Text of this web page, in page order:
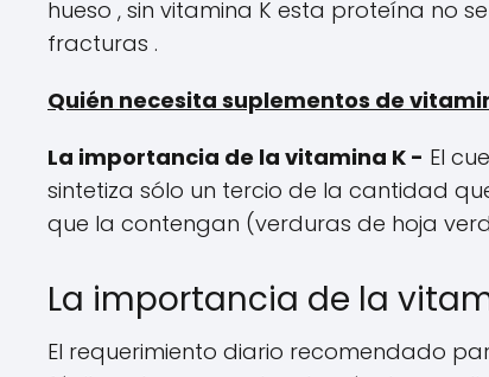
hueso , sin vitamina K esta proteína no
fracturas .
Quién necesita suplementos de
La importancia de la vitamina K - El
sintetiza sólo un tercio de la cantidad
que la contengan (verduras de hoja
La importancia de la
El requerimiento diario recomendado